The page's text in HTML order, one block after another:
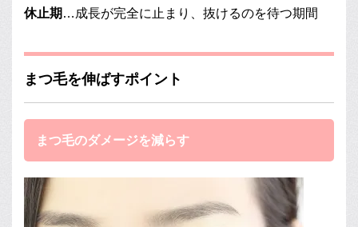
休止期 …成長が完全に止まり、抜けるのを待つ期間
まつ毛を伸ばすポイント
まつ毛のダメージを減らす